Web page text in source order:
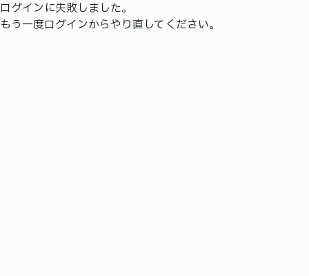
ログインに失敗しました。
もう一度ログインからやり直してください。